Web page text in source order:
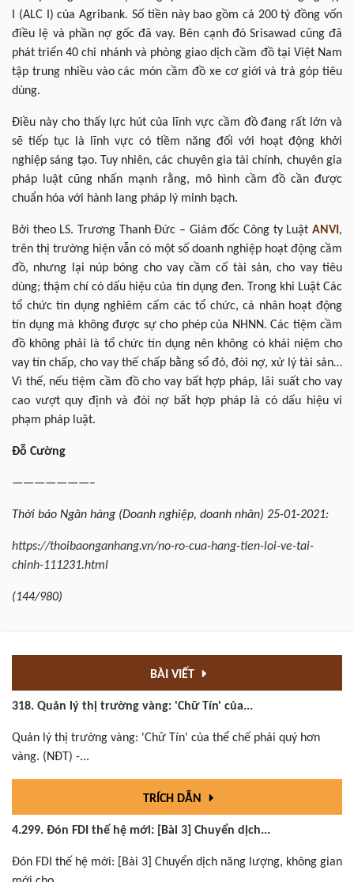
I (ALC I) của Agribank. Số tiền này bao gồm cả 200 tỷ đồng vốn
điều lệ và phần nợ gốc đã vay. Bên cạnh đó Srisawad cũng đã
phát triển 40 chi nhánh và phòng giao dịch cầm đồ tại Việt Nam
tập trung nhiều vào các món cầm đồ xe cơ giới và trả góp tiêu
dùng.
Điều này cho thấy lực hút của lĩnh vực cầm đồ đang rất lớn và
sẽ tiếp tục là lĩnh vực có tiềm năng đối với hoạt động khởi
nghiệp sáng tạo. Tuy nhiên, các chuyên gia tài chính, chuyên gia
pháp luật cũng nhấn mạnh rằng, mô hình cầm đồ cần được
chuẩn hóa với hành lang pháp lý minh bạch.
Bởi theo LS. Trương Thanh Đức – Giám đốc Công ty Luật ANVI ,
trên thị trường hiện vẫn có một số doanh nghiệp hoạt động cầm
đồ, nhưng lại núp bóng cho vay cầm cố tài sản, cho vay tiêu
dùng; thậm chí có dấu hiệu của tín dụng đen. Trong khi Luật Các
tổ chức tín dụng nghiêm cấm các tổ chức, cá nhân hoạt động
tín dụng mà không được sự cho phép của NHNN. Các tiệm cầm
đồ không phải là tổ chức tín dụng nên không có khái niệm cho
vay tín chấp, cho vay thế chấp bằng sổ đỏ, đòi nợ, xử lý tài sản…
Vì thế, nếu tiệm cầm đồ cho vay bất hợp pháp, lãi suất cho vay
cao vượt quy định và đòi nợ bất hợp pháp là có dấu hiệu vi
phạm pháp luật.
Đỗ Cường
———————–
Thời báo Ngân hàng (Doanh nghiệp, doanh nhân) 25-01-2021:
https://thoibaonganhang.vn/no-ro-cua-hang-tien-loi-ve-tai-
chinh-111231.html
(144/980)
BÀI VIẾT
318. Quản lý thị trường vàng: 'Chữ Tín' của...
Quản lý thị trường vàng: 'Chữ Tín' của thể chế phải quý hơn
vàng. (NĐT) -...
TRÍCH DẪN
4.299. Đón FDI thế hệ mới: [Bài 3] Chuyển dịch...
Đón FDI thế hệ mới: [Bài 3] Chuyển dịch năng lượng, không gian